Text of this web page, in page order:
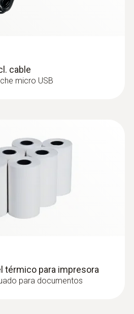
cable
micro USB
térmico para impresora
para documentos